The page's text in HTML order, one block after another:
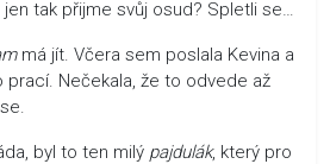
tak přijme svůj osud? Spletli se…
má jít. Včera sem poslala Kevina a
prací. Nečekala, že to odvede až
byl to ten milý pajdulák, který pro